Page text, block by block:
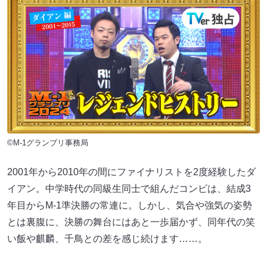
©M-1グランプリ事務局
2001年から2010年の間にファイナリストを2度経験したダ
イアン。中学時代の同級生同士で組んだコンビは、結成3
年目からM-1準決勝の常連に。しかし、気合や強気の姿勢
とは裏腹に、決勝の舞台にはあと一歩届かず、同年代の笑
い飯や麒麟、千鳥との差を感じ続けます……。